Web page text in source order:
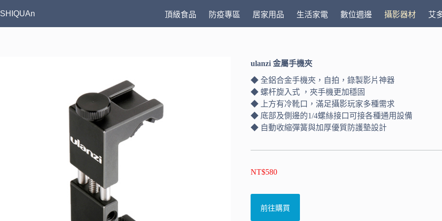
至
主
SHIQUAn 頂級食品 防疫專區 居家用品 生活家電 數位週邊 攝影器材 艾
ulanzi 金屬手機夾
◆ 全鋁合金手機夾，自拍，錄製影片神器
◆ 螺杆旋入式 ，夾手機更加穩固
◆ 上方有冷靴口，滿足攝影玩家多種需求
◆ 底部及側邊的1/4螺絲接口可接各種通用設備
◆ 自動收縮彈簧與加厚優質防護墊設計
NT$580
前往購買